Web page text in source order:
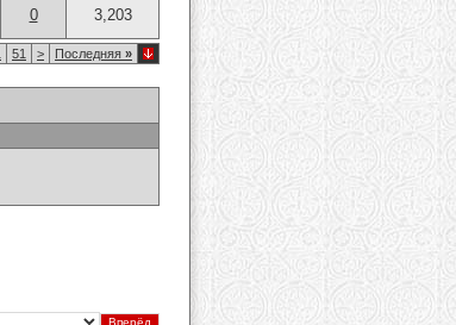
0 3,203
51 > Последняя »